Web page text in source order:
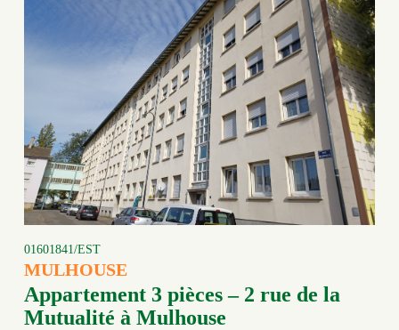
01601841/EST
MULHOUSE
Appartement 3 pièces – 2 rue de la
Mutualité à Mulhouse